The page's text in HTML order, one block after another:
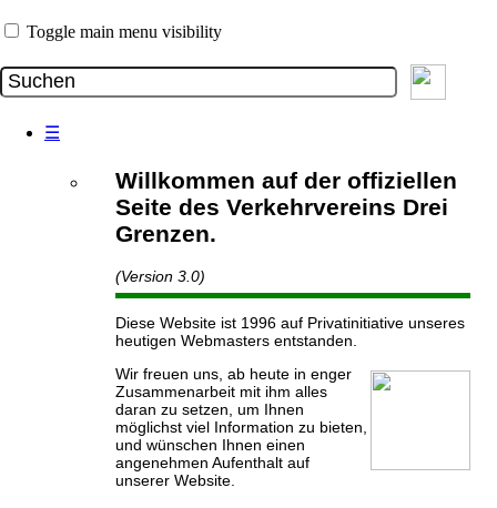
Toggle main menu visibility
☰
Willkommen auf der offiziellen
Seite des Verkehrvereins Drei
Grenzen.
(Version 3.0)
Diese Website ist 1996 auf Privatinitiative unseres
heutigen Webmasters entstanden.
Wir freuen uns, ab heute in enger
Zusammenarbeit mit ihm alles
daran zu setzen, um Ihnen
möglichst viel Information zu bieten,
und wünschen Ihnen einen
angenehmen Aufenthalt auf
unserer Website.